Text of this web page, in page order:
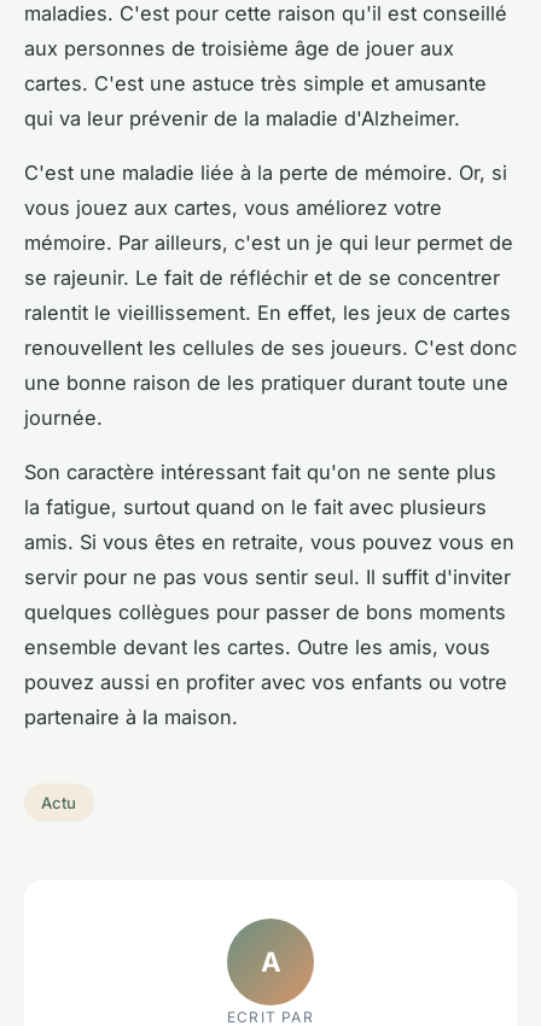
maladies. C'est pour cette raison qu'il est conseillé
aux personnes de troisième âge de jouer aux
cartes. C'est une astuce très simple et amusante
qui va leur prévenir de la maladie d'Alzheimer.
C'est une maladie liée à la perte de mémoire. Or, si
vous jouez aux cartes, vous améliorez votre
mémoire. Par ailleurs, c'est un je qui leur permet de
se rajeunir. Le fait de réfléchir et de se concentrer
ralentit le vieillissement. En effet, les jeux de cartes
renouvellent les cellules de ses joueurs. C'est donc
une bonne raison de les pratiquer durant toute une
journée.
Son caractère intéressant fait qu'on ne sente plus
la fatigue, surtout quand on le fait avec plusieurs
amis. Si vous êtes en retraite, vous pouvez vous en
servir pour ne pas vous sentir seul. Il suffit d'inviter
quelques collègues pour passer de bons moments
ensemble devant les cartes. Outre les amis, vous
pouvez aussi en profiter avec vos enfants ou votre
partenaire à la maison.
Actu
A
ECRIT PAR